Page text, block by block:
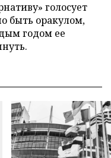
голосует
быть оракулом,
годом ее